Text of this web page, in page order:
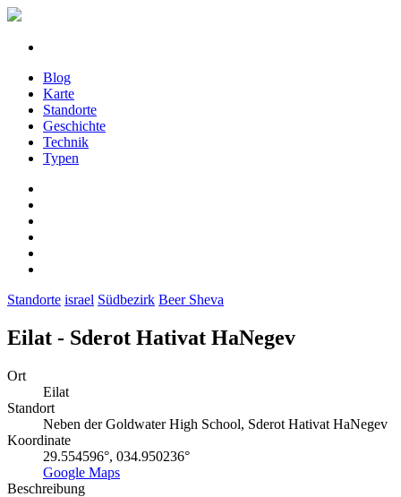
Blog
Karte
Standorte
Geschichte
Technik
Typen
Standorte israel Südbezirk Beer Sheva
Eilat - Sderot Hativat HaNegev
Ort
Eilat
Standort
Neben der Goldwater High School, Sderot Hativat HaNegev
Koordinate
29.554596°, 034.950236°
Google Maps
Beschreibung